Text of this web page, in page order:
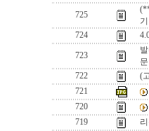
725
기
724
723
문
722 (
721
720
719